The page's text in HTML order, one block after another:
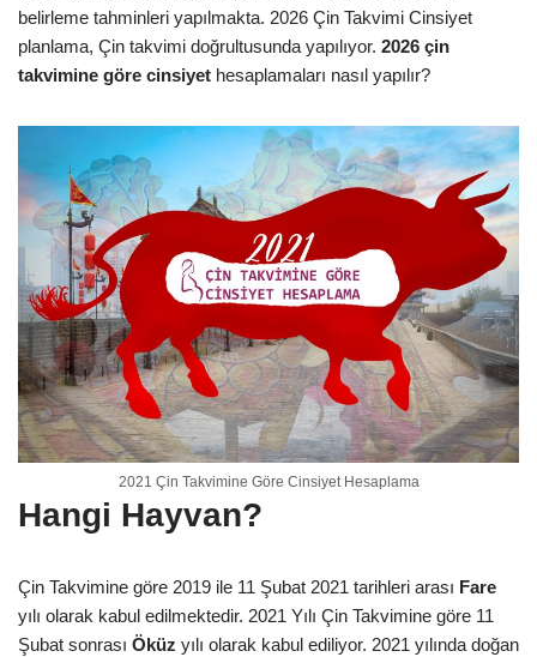
belirleme tahminleri yapılmakta. 2026 Çin Takvimi Cinsiyet
planlama, Çin takvimi doğrultusunda yapılıyor. 2026 çin
takvimine göre cinsiyet hesaplamaları nasıl yapılır?
2021 Çin Takvimine Göre Cinsiyet Hesaplama
Hangi Hayvan?
Çin Takvimine göre 2019 ile 11 Şubat 2021 tarihleri arası Fare
yılı olarak kabul edilmektedir. 2021 Yılı Çin Takvimine göre 11
Şubat sonrası Öküz yılı olarak kabul ediliyor. 2021 yılında doğan